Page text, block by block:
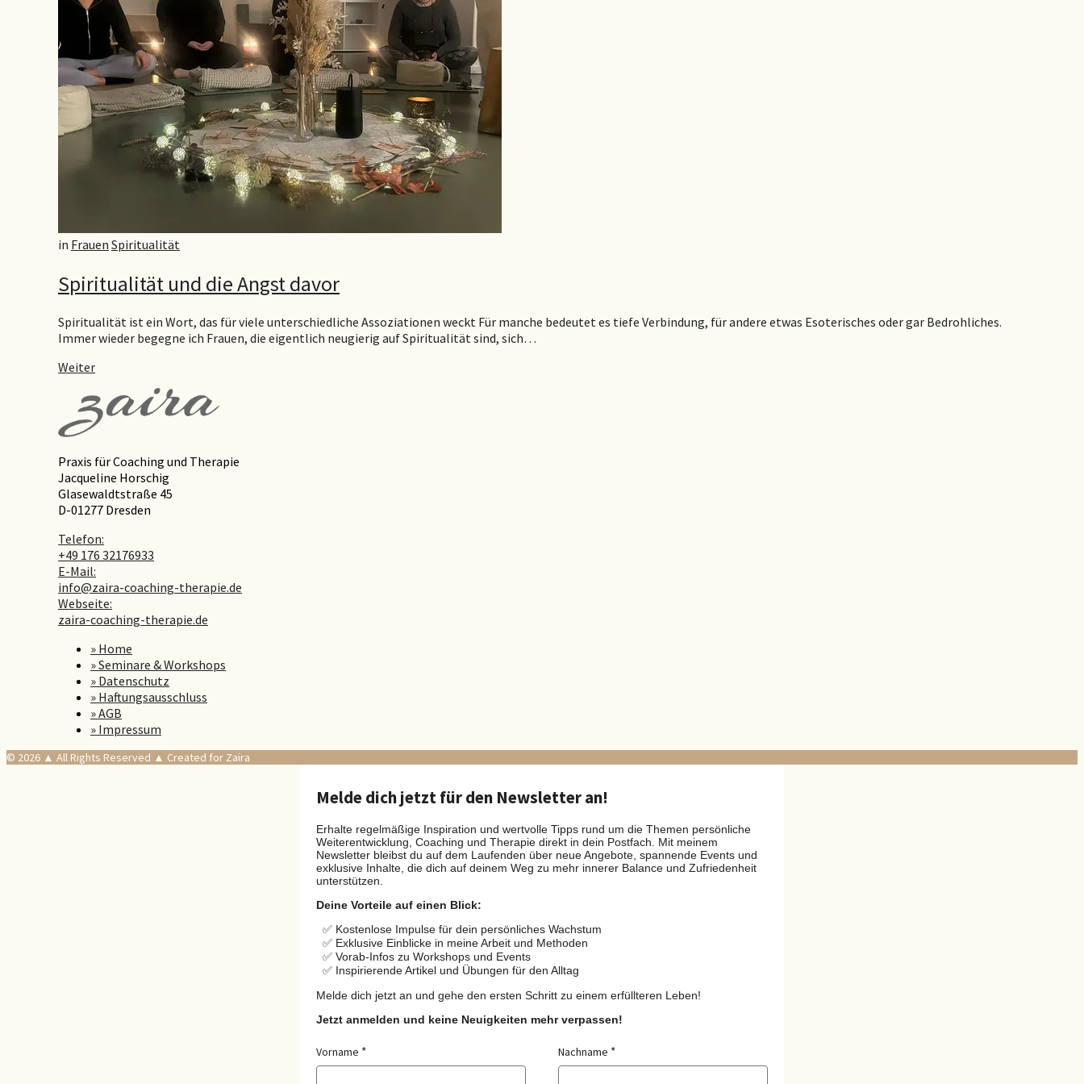
in Frauen Spiritualität
Spiritualität und die Angst davor
Spiritualität ist ein Wort, das für viele unterschiedliche Assoziationen weckt Für manche bedeutet es tiefe Verbindung, für andere etwas Esoterisches oder gar Bedrohliches.
Immer wieder begegne ich Frauen, die eigentlich neugierig auf Spiritualität sind, sich…
Weiter
Praxis für Coaching und Therapie
Jacqueline Horschig
Glasewaldtstraße 45
D-01277 Dresden
Telefon:
+49 176 32176933
E-Mail:
info@zaira-coaching-therapie.de
Webseite:
zaira-coaching-therapie.de
» Home
» Seminare & Workshops
» Datenschutz
» Haftungsausschluss
» AGB
» Impressum
© 2026 ▲ All Rights Reserved ▲ Created for Zaira
Melde dich jetzt für den Newsletter an!
Erhalte regelmäßige Inspiration und wertvolle Tipps rund um die Themen persönliche
Weiterentwicklung, Coaching und Therapie direkt in dein Postfach. Mit meinem
Newsletter bleibst du auf dem Laufenden über neue Angebote, spannende Events und
exklusive Inhalte, die dich auf deinem Weg zu mehr innerer Balance und Zufriedenheit
unterstützen.
Deine Vorteile auf einen Blick:
✅ Kostenlose Impulse für dein persönliches Wachstum
✅ Exklusive Einblicke in meine Arbeit und Methoden
✅ Vorab-Infos zu Workshops und Events
✅ Inspirierende Artikel und Übungen für den Alltag
Melde dich jetzt an und gehe den ersten Schritt zu einem erfüllteren Leben!
Jetzt anmelden und keine Neuigkeiten mehr verpassen!
Vorname Nachname